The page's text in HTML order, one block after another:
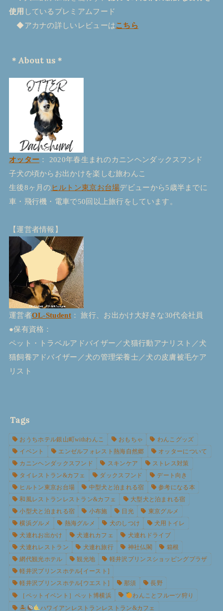
使用 しているプレミアムフード
◆アカナの詳しいレビューはこちら
＊About us＊
オッター ： 2020年春生まれのカニンヘンダックスフンド
子犬の頃からお出かけを楽しむ旅わんこ
生後8ヶ月の ヒルトン東京お台場デビューから5歳半までに
車・飛行機・電車で50回以上旅行をしています。
【運営者情報】
運営者OL-Student： 旅行、お出かけ大好きな30代会社員
●保有資格：
ペット・トラベルアドバイザー／犬猫行動アナリスト／犬
猫飼養アドバイザー／犬の管理栄養士／犬の皮膚被毛ケア
リスト
Tags
おうちホテル銀山町withわんこ おもちゃ
わんこグッズ
イベント
エンゼルフォレスト熱海自然郷
オッターについて
カニンヘンダックスフンド
スキンケア
ストレス対策
タイレストラン&カフェ
ダックスフンド
デート向き
ヒルトン東京お台場
中型犬と泊まれる宿
参考になる本
和風レストランレストラン&カフェ
大型犬と泊まれる宿
小型犬と泊まれる宿
小布施 日光
東京グルメ
横浜グルメ
熱海グルメ 犬のしつけ
犬用トイレ
犬連れお出かけ
犬連れカフェ
犬連れドライブ
犬連れレストラン
犬連れ旅行 神社仏閣
箱根
網代観光ホテル
観光地
軽井沢プリンスショッピングプラザ
軽井沢プリンスホテル[イースト]
軽井沢プリンスホテル[ウエスト]
那須
長野
［ペットイベント］ペット博横浜
わんことフルーツ狩り
🏝
ハワイアンレストランレストラン&カフェ